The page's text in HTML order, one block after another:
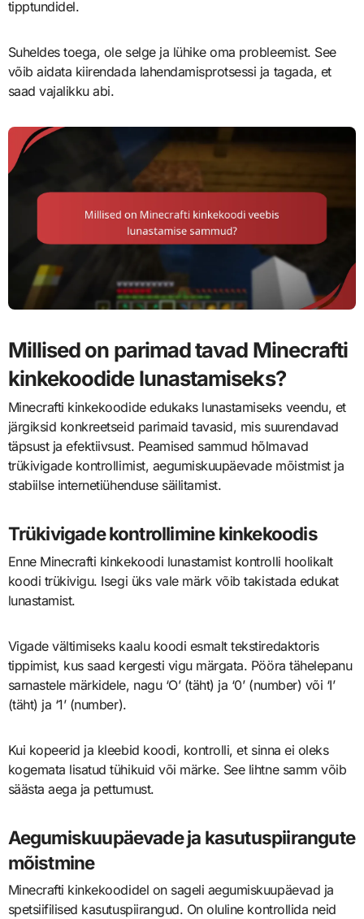
tipptundidel.
Suheldes toega, ole selge ja lühike oma probleemist. See
võib aidata kiirendada lahendamisprotsessi ja tagada, et
saad vajalikku abi.
Millised on parimad tavad Minecrafti
kinkekoodide lunastamiseks?
Minecrafti kinkekoodide edukaks lunastamiseks veendu, et
järgiksid konkreetseid parimaid tavasid, mis suurendavad
täpsust ja efektiivsust. Peamised sammud hõlmavad
trükivigade kontrollimist, aegumiskuupäevade mõistmist ja
stabiilse internetiühenduse säilitamist.
Trükivigade kontrollimine kinkekoodis
Enne Minecrafti kinkekoodi lunastamist kontrolli hoolikalt
koodi trükivigu. Isegi üks vale märk võib takistada edukat
lunastamist.
Vigade vältimiseks kaalu koodi esmalt tekstiredaktoris
tippimist, kus saad kergesti vigu märgata. Pööra tähelepanu
sarnastele märkidele, nagu ‘O’ (täht) ja ‘0’ (number) või ‘I’
(täht) ja ‘1’ (number).
Kui kopeerid ja kleebid koodi, kontrolli, et sinna ei oleks
kogemata lisatud tühikuid või märke. See lihtne samm võib
säästa aega ja pettumust.
Aegumiskuupäevade ja kasutuspiirangute
mõistmine
Minecrafti kinkekoodidel on sageli aegumiskuupäevad ja
spetsiifilised kasutuspiirangud. On oluline kontrollida neid